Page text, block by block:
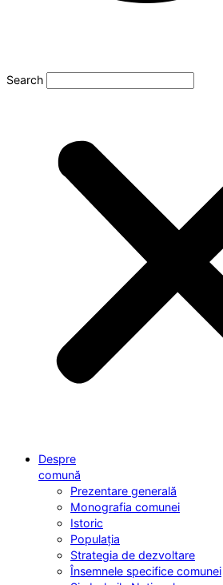
Search
Despre
comună
Prezentare generală
Monografia comunei
Istoric
Populația
Strategia de dezvoltare
Însemnele specifice comunei